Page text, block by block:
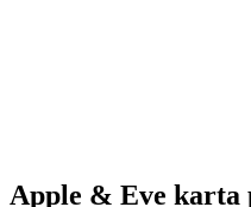
Apple & Eve karta